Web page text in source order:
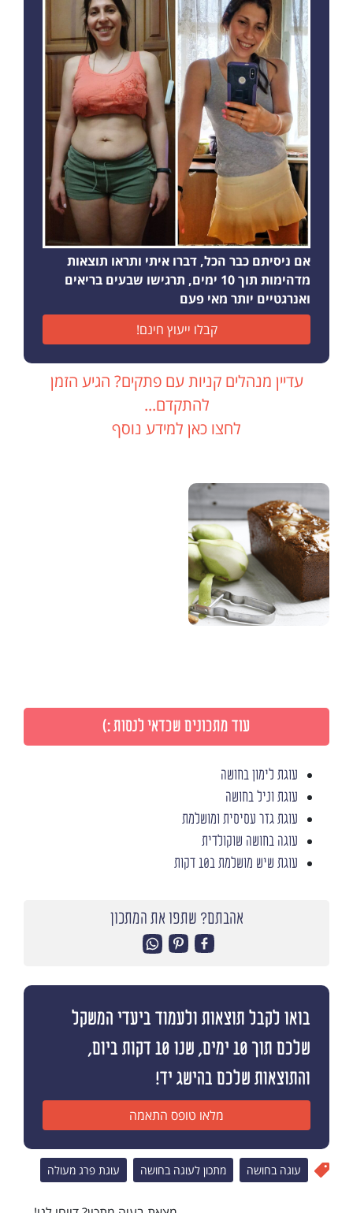
אם ניסיתם כבר הכל, דברו איתי ותראו תוצאות
מדהימות תוך 10 ימים, תרגישו שבעים בריאים
ואנרגטיים יותר מאי פעם
קבלו ייעוץ חינם!
עדיין מנהלים קניות עם פתקים? הגיע הזמן
להתקדם...
לחצו כאן למידע נוסף
עוד מתכונים שכדאי לנסות :)
עוגת לימון בחושה
עוגת וניל בחושה
עוגת גזר עסיסית ומושלמת
עוגה בחושה שוקולדית
עוגת שיש מושלמת ב10 דקות
אהבתם? שתפו את המתכון
בואו לקבל תוצאות ולעמוד ביעדי המשקל
שלכם תוך 10 ימים, שנו 10 דקות ביום,
והתוצאות שלכם בהישג יד!
מלאו טופס התאמה
עוגה בחושה מתכון לעוגה בחושה עוגת פרג מעולה